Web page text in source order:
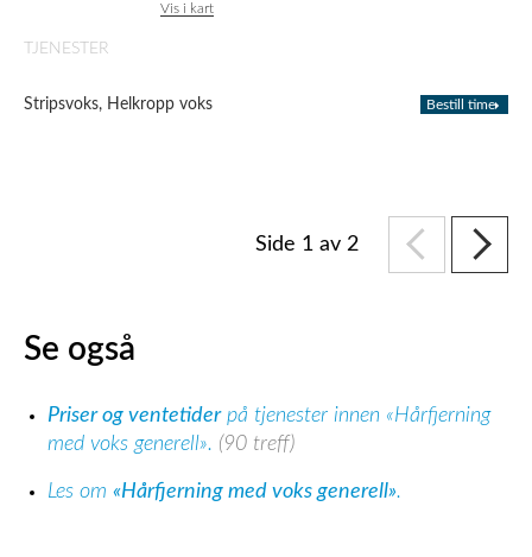
Vis i kart
TJENESTER
Stripsvoks, Helkropp voks​ Bestill time
Side 1 av 2
Se også
Priser og ventetiderpå tjenester innen «Hårfjerning
med voks generell». (90 treff)
Les om «Hårfjerning med voks generell».